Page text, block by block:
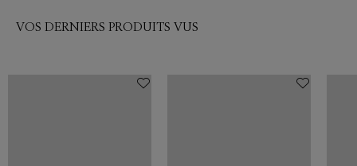
VOS DERNIERS PRODUITS VUS